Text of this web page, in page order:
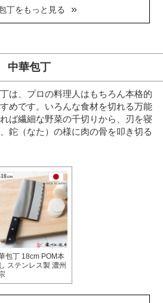
丁をもっと見る
中華包丁
は、プロの料理人はもちろん本格的
めです。 いろんな食材を切れる万能
ば繊細な野菜の千切りから、刃を寝
鉈（なた）の様に肉の骨を叩き切る
包丁 18cm POM本
ステンレス製 濃州